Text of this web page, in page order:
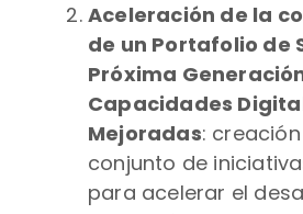
Aceleración de la
de un Portafolio de
Próxima
Capacidades
Mejoradas:
conjunto de
para acelerar el